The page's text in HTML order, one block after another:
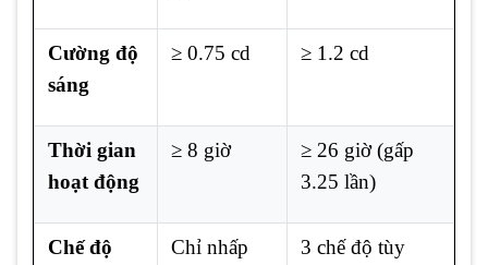
Cường độ
sáng
≥ 0.75 cd ≥ 1.2 cd
Thời gian
hoạt động
≥ 8 giờ
≥ 26 giờ (gấp
3.25 lần)
Chế độ
Chỉ nhấp
3 chế độ tùy